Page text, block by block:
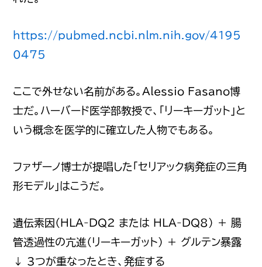
https://pubmed.ncbi.nlm.nih.gov/4195
0475
ここで外せない名前がある。Alessio Fasano博
士だ。ハーバード医学部教授で、「リーキーガット」と
いう概念を医学的に確立した人物でもある。
ファザーノ博士が提唱した「セリアック病発症の三角
形モデル」はこうだ。
遺伝素因（HLA-DQ2 または HLA-DQ8） ＋ 腸
管透過性の亢進（リーキーガット） ＋ グルテン暴露
↓ 3つが重なったとき、発症する